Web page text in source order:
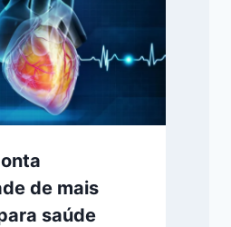
de mais
saúde